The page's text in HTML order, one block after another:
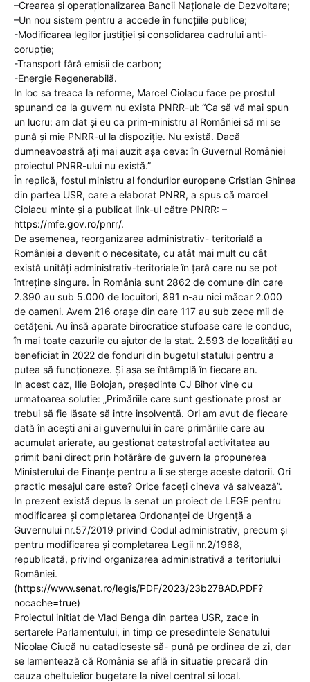
–Crearea și operaționalizarea Bancii Naționale de Dezvoltare;
–Un nou sistem pentru a accede în funcțiile publice;
-Modificarea legilor justiției și consolidarea cadrului anti-
corupție;
-Transport fără emisii de carbon;
-Energie Regenerabilă.
In loc sa treaca la reforme, Marcel Ciolacu face pe prostul
spunand ca la guvern nu exista PNRR-ul: “Ca să vă mai spun
un lucru: am dat și eu ca prim-ministru al României să mi se
pună și mie PNRR-ul la dispoziție. Nu există. Dacă
dumneavoastră ați mai auzit așa ceva: în Guvernul României
proiectul PNRR-ului nu există.”
În replică, fostul ministru al fondurilor europene Cristian Ghinea
din partea USR, care a elaborat PNRR, a spus că marcel
Ciolacu minte și a publicat link-ul către PNRR: –
https://mfe.gov.ro/pnrr/.
De asemenea, reorganizarea administrativ- teritorială a
României a devenit o necesitate, cu atât mai mult cu cât
există unități administrativ-teritoriale în țară care nu se pot
întreține singure. În România sunt 2862 de comune din care
2.390 au sub 5.000 de locuitori, 891 n-au nici măcar 2.000
de oameni. Avem 216 orașe din care 117 au sub zece mii de
cetățeni. Au însă aparate birocratice stufoase care le conduc,
în mai toate cazurile cu ajutor de la stat. 2.593 de localități au
beneficiat în 2022 de fonduri din bugetul statului pentru a
putea să funcționeze. Și așa se întâmplă în fiecare an.
In acest caz, Ilie Bolojan, președinte CJ Bihor vine cu
urmatoarea solutie: „Primăriile care sunt gestionate prost ar
trebui să fie lăsate să intre insolvență. Ori am avut de fiecare
dată în acești ani ai guvernului în care primăriile care au
acumulat arierate, au gestionat catastrofal activitatea au
primit bani direct prin hotărâre de guvern la propunerea
Ministerului de Finanțe pentru a li se șterge aceste datorii. Ori
practic mesajul care este? Orice faceți cineva vă salvează”.
In prezent există depus la senat un proiect de LEGE pentru
modificarea şi completarea Ordonanţei de Urgenţă a
Guvernului nr.57/2019 privind Codul administrativ, precum şi
pentru modificarea şi completarea Legii nr.2/1968,
republicată, privind organizarea administrativă a teritoriului
României.
(https://www.senat.ro/legis/PDF/2023/23b278AD.PDF?
nocache=true)
Proiectul initiat de Vlad Benga din partea USR, zace in
sertarele Parlamentului, in timp ce presedintele Senatului
Nicolae Ciucă nu catadicseste să- pună pe ordinea de zi, dar
se lamentează că România se află in situatie precară din
cauza cheltuielior bugetare la nivel central si local.